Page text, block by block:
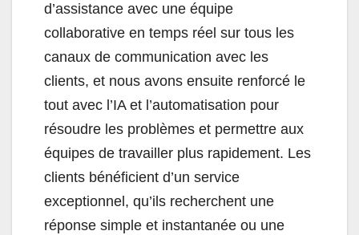
d’assistance avec une équipe
collaborative en temps réel sur tous les
canaux de communication avec les
clients, et nous avons ensuite renforcé le
tout avec l’IA et l’automatisation pour
résoudre les problèmes et permettre aux
équipes de travailler plus rapidement. Les
clients bénéficient d’un service
exceptionnel, qu’ils recherchent une
réponse simple et instantanée ou une